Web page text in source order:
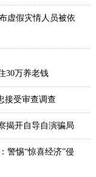
虚假灾情人员被依
30万养老钱
接受审查调查
揭开自导自演骗局
警惕“惊喜经济”侵